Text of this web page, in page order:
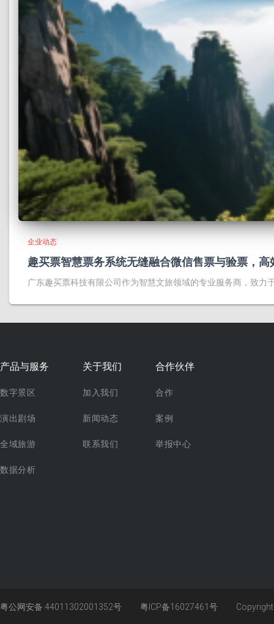
企业动态
趣买票智慧票务系统无缝融合微信售票与验票，
广东趣买票科技有限公司作为智慧文旅领域的专业服务商，致力
产品与服务
数字景区
演出剧场
全域旅游
数据分析
关于我们
加入我们
新闻动态
联系我们
合作伙伴
合作
案例
举报中心
粤公网安备 44011302001352号 粤ICP备16027461号